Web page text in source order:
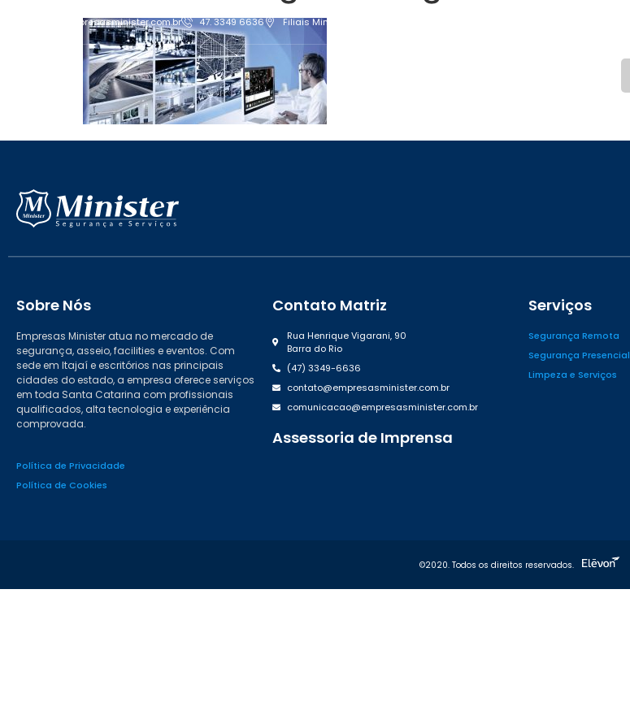
contato@empresasminister.com.br 47. 3349 6636 Filiais Minister
Sobre Nós
Empresas Minister atua no mercado de
segurança, asseio, facilities e eventos. Com
sede em Itajaí e escritórios nas principais
cidades do estado, a empresa oferece serviços
em toda Santa Catarina com profissionais
qualificados, alta tecnologia e experiência
comprovada.
Política de Privacidade
Política de Cookies
Contato Matriz
Rua Henrique Vigarani, 90
Barra do Rio
(47) 3349-6636
contato@empresasminister.com.br
comunicacao@empresasminister.com.br
(47) 99988.4642
Assessoria de Imprensa
Serviços
Segurança Remota
Segurança Presencial
Limpeza e Serviços
©2020. Todos os direitos reservados.